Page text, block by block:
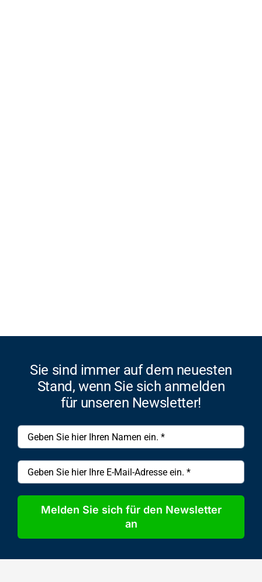
Sie sind immer auf dem neuesten
Stand, wenn Sie sich anmelden
für unseren Newsletter!
Melden Sie sich für den Newsletter
an